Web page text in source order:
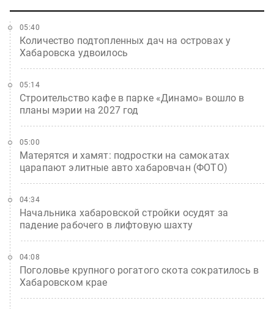
Количество подтопленных дач на островах у
Хабаровска удвоилось
05:40
Строительство кафе в парке «Динамо» вошло в
планы мэрии на 2027 год
05:14
Матерятся и хамят: подростки на самокатах
царапают элитные авто хабаровчан (ФОТО)
05:00
Начальника хабаровской стройки осудят за
падение рабочего в лифтовую шахту
04:34
Поголовье крупного рогатого скота сократилось в
Хабаровском крае
04:08